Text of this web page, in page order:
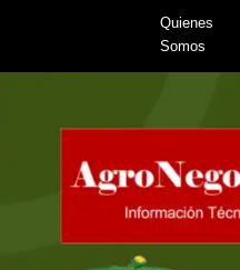
content
Quienes
Somos